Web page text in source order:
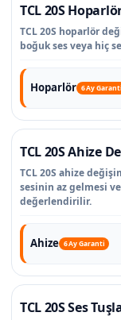
TCL 20S
TCL 20S hoparlör
boğuk ses veya hiç
Hoparlör 6 Ay Garanti
TCL 20S Ahize
TCL 20S ahize
sesinin az gelmesi
değerlendirilir.
Ahize 6 Ay Garanti
TCL 20S Ses